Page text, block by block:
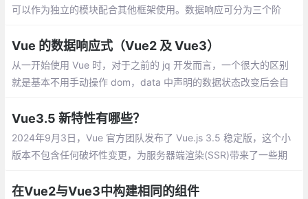
可以作为独立的模块配合其他框架使用。数据响应可分为三个阶
Vue 的数据响应式（Vue2 及 Vue3）
从一开始使用 Vue 时，对于之前的 jq 开发而言，一个很大的区别
就是基本不用手动操作 dom，data 中声明的数据状态改变后会自
态发生了变化及哪里有用到这个数据需要随之修改。
Vue3.5 新特性有哪些？
2024年9月3日，Vue 官方团队发布了 Vue.js 3.5 稳定版，这个小
版本不包含任何破坏性变更，为服务器端渲染(SSR)带来了一些期
在Vue2与Vue3中构建相同的组件